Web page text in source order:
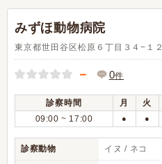
みずほ動物病院
東京都世田谷区松原６丁目３４−１２
－ 0件
診察時間 月 火
09:00 ~ 17:00
● ●
診察動物 イヌ / ネコ